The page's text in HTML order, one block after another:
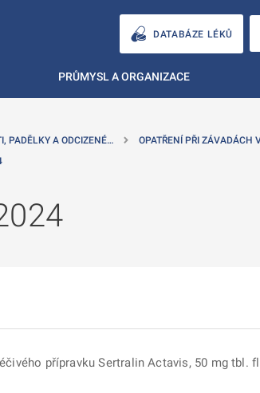
DATABÁZE LÉKŮ
PRŮMYSL A ORGANIZACE
PADĚLKY A ODCIZENÉ…
OPATŘENÍ PŘI ZÁVADÁCH
přípravku Sertralin Actavis, 50 mg tbl.